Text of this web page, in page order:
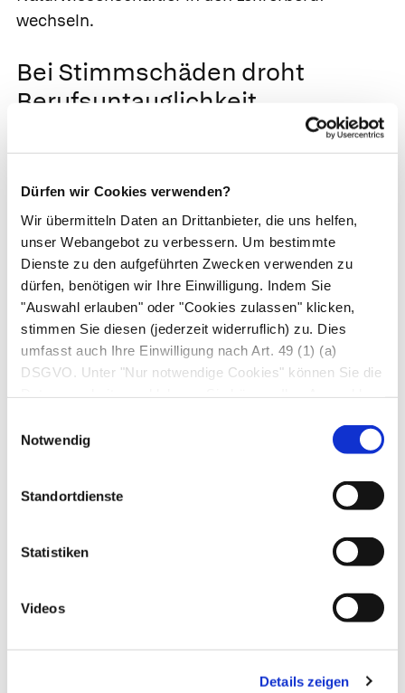
Dürfen wir Cookies verwenden?
Wir übermitteln Daten an Drittanbieter, die uns helfen,
unser Webangebot zu verbessern. Um bestimmte
Dienste zu den aufgeführten Zwecken verwenden zu
dürfen, benötigen wir Ihre Einwilligung. Indem Sie
"Auswahl erlauben" oder "Cookies zulassen" klicken,
stimmen Sie diesen (jederzeit widerruflich) zu. Dies
umfasst auch Ihre Einwilligung nach Art. 49 (1) (a)
DSGVO. Unter "Nur notwendige Cookies" können Sie die
Notwendig
Standortdienste
Statistiken
Videos
Details zeigen
wechseln.
Bei Stimmschäden droht
Berufsuntauglichkeit
Deutschlandweit ist die Stimmausbildung von
Studienzulassung ohne vorherige
Tauglichkeitsprüfung. So können auch
Menschen diesen Beruf wählen, deren Stimme
sehr schwach oder anfällig ist. Fehlt dann eine
Stimm- und Sprechausbildung im Studium, sind
Beschwerden mit der Stimme vorprogrammiert.
„Nach fünf bis zehn Jahren beginnen dann die
Stimmprobleme, die letztlich zu einer
Berufsuntauglichkeit führen können“, beschreibt
Prof. Fuchs die Folgen. Auf erste funktionelle
Stimmstörungen wie Heiserkeit oder ein
folgen, die wiederum die Funktion der Stimme
einer Behandlung verbunden mit Berufspause
„Stimmübungsbehandlungen und
Stimmheilkuren können hier in allen Stadien
helfen“, rät der Stimmexperte Fuchs. Als letzte